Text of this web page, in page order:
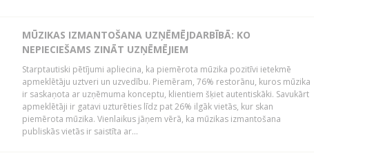
MŪZIKAS IZMANTOŠANA UZŅĒMĒJDARBĪBĀ: KO
NEPIECIEŠAMS ZINĀT UZŅĒMĒJIEM
Starptautiski pētījumi apliecina, ka piemērota mūzika pozitīvi ietekmē
apmeklētāju uztveri un uzvedību. Piemēram, 76% restorānu, kuros mūzika
ir saskaņota ar uzņēmuma konceptu, klientiem šķiet autentiskāki. Savukārt
apmeklētāji ir gatavi uzturēties līdz pat 26% ilgāk vietās, kur skan
piemērota mūzika. Vienlaikus jāņem vērā, ka mūzikas izmantošana
publiskās vietās ir saistīta ar...